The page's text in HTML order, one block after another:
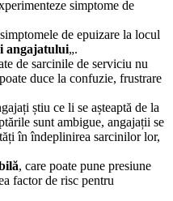
simptome de
de epuizare la locul
angajatului„.
de sarcinile de serviciu nu
duce la confuzie, frustrare
știu ce li se așteaptă de la
sunt ambigue, angajații se
în îndeplinirea sarcinilor lor,
, care poate pune presiune
factor de risc pentru